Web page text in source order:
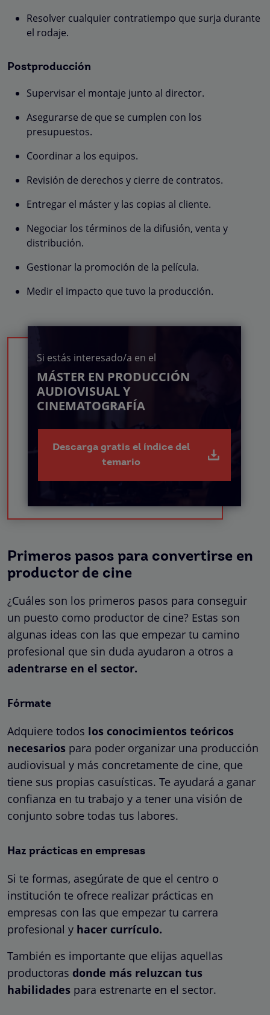
Resolver cualquier contratiempo que surja durante
el rodaje.
Postproducción
Supervisar el montaje junto al director.
Asegurarse de que se cumplen con los
presupuestos.
Coordinar a los equipos.
Revisión de derechos y cierre de contratos.
Entregar el máster y las copias al cliente.
Negociar los términos de la difusión, venta y
distribución.
Gestionar la promoción de la película.
Medir el impacto que tuvo la producción.
Si estás interesado/a en el
MÁSTER EN PRODUCCIÓN
AUDIOVISUAL Y
CINEMATOGRAFÍA
Descarga gratis el índice del
temario
Primeros pasos para convertirse en
productor de cine
¿Cuáles son los primeros pasos para conseguir
un puesto como productor de cine? Estas son
algunas ideas con las que empezar tu camino
profesional que sin duda ayudaron a otros a
adentrarse en el sector.
Fórmate
Adquiere todos los conocimientos teóricos
necesarios para poder organizar una producción
audiovisual y más concretamente de cine, que
tiene sus propias casuísticas. Te ayudará a ganar
confianza en tu trabajo y a tener una visión de
conjunto sobre todas tus labores.
Haz prácticas en empresas
Si te formas, asegúrate de que el centro o
institución te ofrece realizar prácticas en
empresas con las que empezar tu carrera
profesional y hacer currículo.
También es importante que elijas aquellas
productoras donde más reluzcan tus
habilidades para estrenarte en el sector.